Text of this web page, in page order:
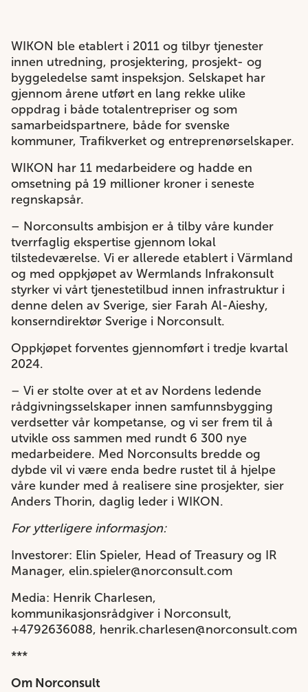
WIKON ble etablert i 2011 og tilbyr tjenester
innen utredning, prosjektering, prosjekt- og
byggeledelse samt inspeksjon. Selskapet har
gjennom årene utført en lang rekke ulike
oppdrag i både totalentrepriser og som
samarbeidspartnere, både for svenske
kommuner, Trafikverket og entreprenørselskaper.
WIKON har 11 medarbeidere og hadde en
omsetning på 19 millioner kroner i seneste
regnskapsår.
– Norconsults ambisjon er å tilby våre kunder
tverrfaglig ekspertise gjennom lokal
tilstedeværelse. Vi er allerede etablert i Värmland
og med oppkjøpet av Wermlands Infrakonsult
styrker vi vårt tjenestetilbud innen infrastruktur i
denne delen av Sverige, sier Farah Al-Aieshy,
konserndirektør Sverige i Norconsult.
Oppkjøpet forventes gjennomført i tredje kvartal
2024.
– Vi er stolte over at et av Nordens ledende
rådgivningsselskaper innen samfunnsbygging
verdsetter vår kompetanse, og vi ser frem til å
utvikle oss sammen med rundt 6 300 nye
medarbeidere. Med Norconsults bredde og
dybde vil vi være enda bedre rustet til å hjelpe
våre kunder med å realisere sine prosjekter, sier
Anders Thorin, daglig leder i WIKON.
For ytterligere informasjon:
Investorer: Elin Spieler, Head of Treasury og IR
Manager, elin.spieler@norconsult.com
Media: Henrik Charlesen,
kommunikasjonsrådgiver i Norconsult,
+4792636088, henrik.charlesen@norconsult.com
***
Om Norconsult